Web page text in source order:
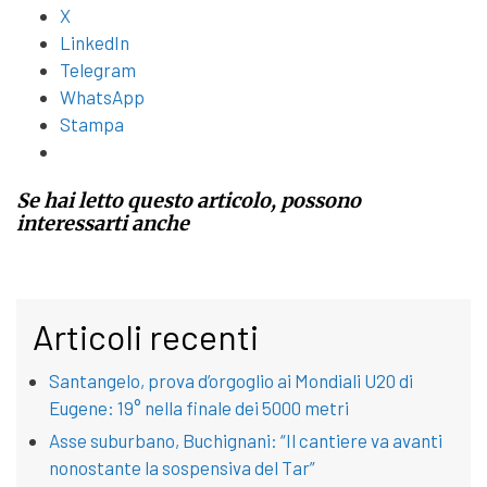
X
LinkedIn
Telegram
WhatsApp
Stampa
Se hai letto questo articolo, possono
interessarti anche
Articoli recenti
Santangelo, prova d’orgoglio ai Mondiali U20 di
Eugene: 19° nella finale dei 5000 metri
Asse suburbano, Buchignani: “Il cantiere va avanti
nonostante la sospensiva del Tar”